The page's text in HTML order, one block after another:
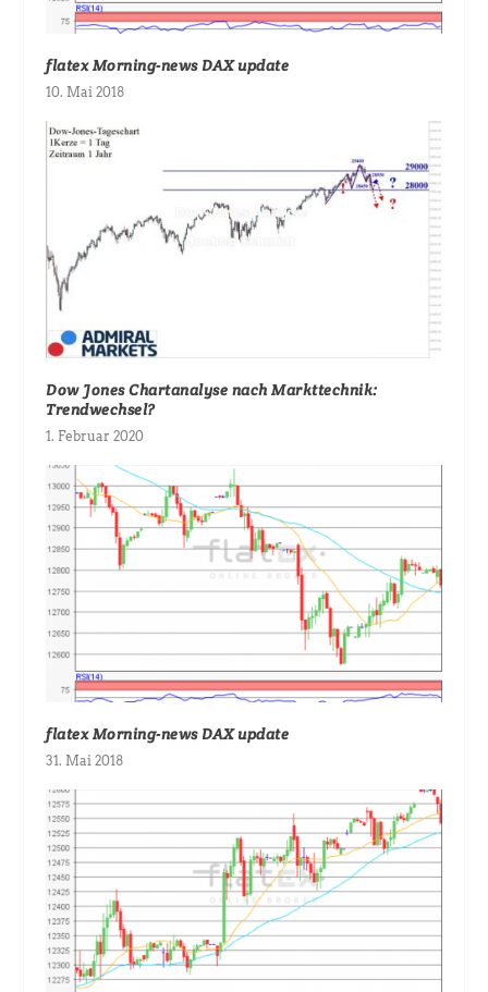
flatex Morning-news DAX update
10. Mai 2018
Dow Jones Chartanalyse nach Markttechnik:
Trendwechsel?
1. Februar 2020
flatex Morning-news DAX update
31. Mai 2018